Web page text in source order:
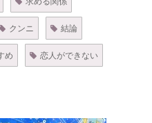
クンニ 結論
め 恋人ができない